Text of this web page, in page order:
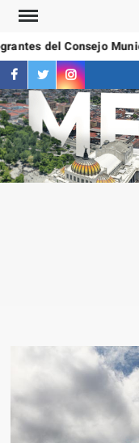
Saltar
contenidodel Consejo
facebook
twitterinstagram